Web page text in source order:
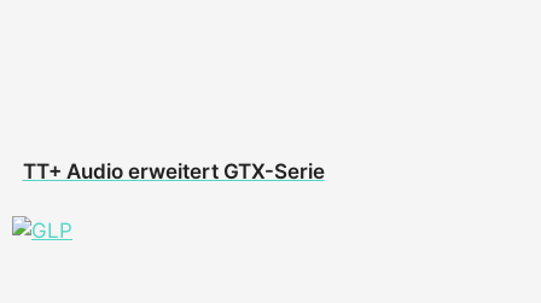
TT+ Audio erweitert GTX-Serie